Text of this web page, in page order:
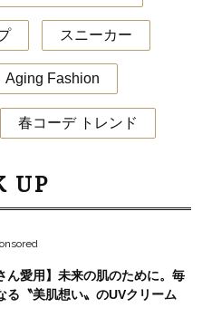
スニーカー
Aging Fashion
春コーデ トレンド
UP
ん愛用】未来の肌のために。毎
る〝美肌想い〟のUVクリーム